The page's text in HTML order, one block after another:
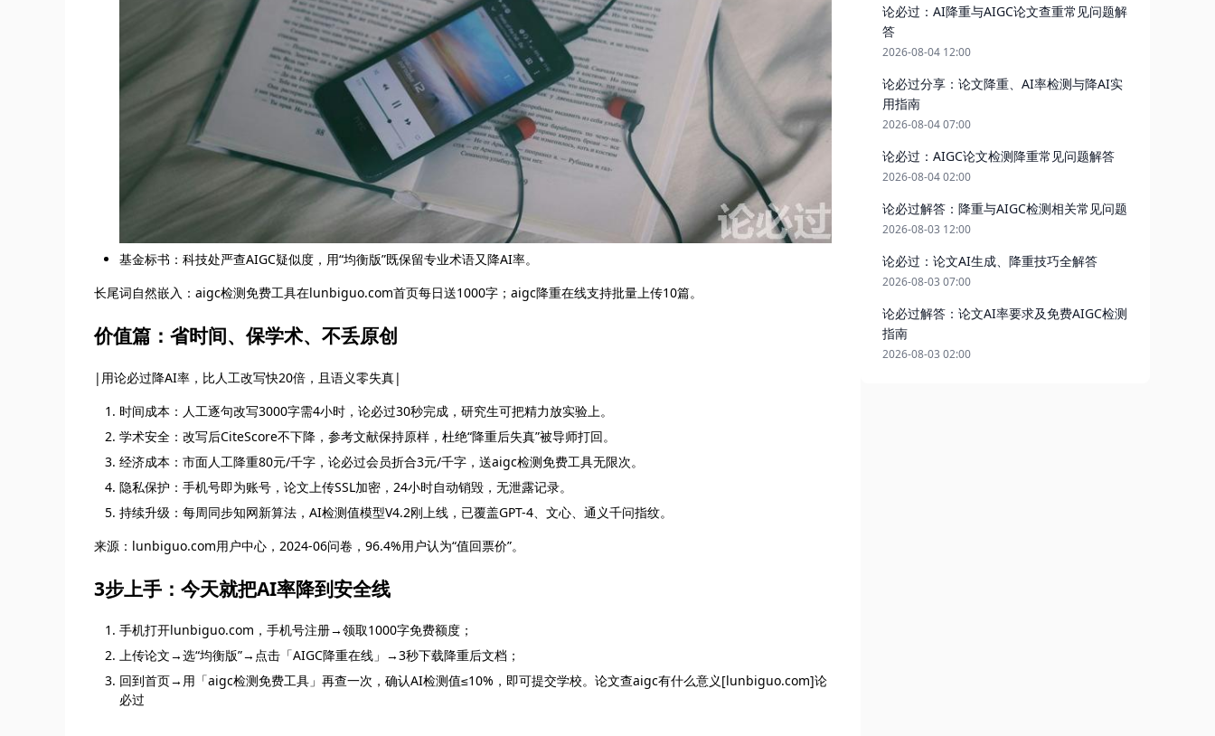
基金标书：科技处严查AIGC疑似度，用“均衡版”既保留专业术语又降AI率。
长尾词自然嵌入：aigc检测免费工具在lunbiguo.com首页每日送1000字；aigc降重在线支持批量上传10篇。
价值篇：省时间、保学术、不丢原创
|用论必过降AI率，比人工改写快20倍，且语义零失真|
时间成本：人工逐句改写3000字需4小时，论必过30秒完成，研究生可把精力放实验上。
学术安全：改写后CiteScore不下降，参考文献保持原样，杜绝“降重后失真”被导师打回。
经济成本：市面人工降重80元/千字，论必过会员折合3元/千字，送aigc检测免费工具无限次。
隐私保护：手机号即为账号，论文上传SSL加密，24小时自动销毁，无泄露记录。
持续升级：每周同步知网新算法，AI检测值模型V4.2刚上线，已覆盖GPT-4、文心、通义千问指纹。
来源：lunbiguo.com用户中心，2024-06问卷，96.4%用户认为“值回票价”。
3步上手：今天就把AI率降到安全线
手机打开lunbiguo.com，手机号注册→领取1000字免费额度；
上传论文→选“均衡版”→点击「AIGC降重在线」→3秒下载降重后文档；
回到首页→用「aigc检测免费工具」再查一次，确认AI检测值≤10%，即可提交学校。论文查aigc有什么意义[lunbiguo.com]论
必过
论必过：AI降重与AIGC论文查重常见问题解
答
2026-08-04 12:00
论必过分享：论文降重、AI率检测与降AI实
用指南
2026-08-04 07:00
论必过：AIGC论文检测降重常见问题解答
2026-08-04 02:00
论必过解答：降重与AIGC检测相关常见问题
2026-08-03 12:00
论必过：论文AI生成、降重技巧全解答
2026-08-03 07:00
论必过解答：论文AI率要求及免费AIGC检测
指南
2026-08-03 02:00